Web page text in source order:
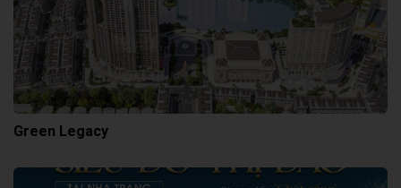
Green Legacy